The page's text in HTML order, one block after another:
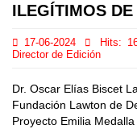
ILEGÍTIMOS
17-06-2024 Hits:
Director de Edición
Dr. Oscar Elías Biscet
Fundación Lawton de
Proyecto Emilia